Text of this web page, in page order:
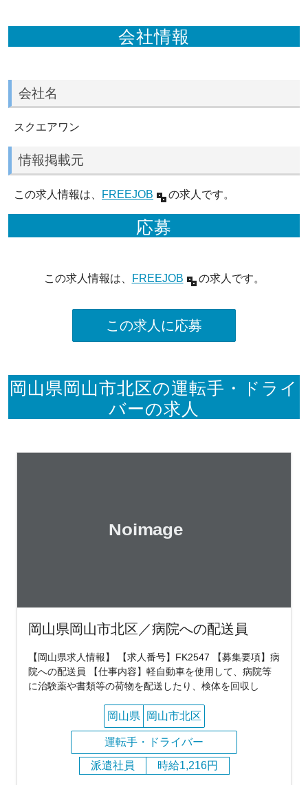
会社情報
会社名
スクエアワン
情報掲載元
この求人情報は、 FREEJOB の求人です。
応募
この求人情報は、 FREEJOB の求人です。
この求人に応募
岡山県岡山市北区の運転手・ドライ
バーの求人
岡山県岡山市北区／病院への配送員
【岡山県求人情報】 【求人番号】FK2547 【募集要項】病
院への配送員 【仕事内容】軽自動車を使用して、病院等
に治験薬や書類等の荷物を配送したり、検体を回収し
岡山県 岡山市北区
運転手・ドライバー
派遣社員
時給1,216円